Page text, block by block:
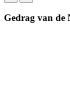
Gedrag van